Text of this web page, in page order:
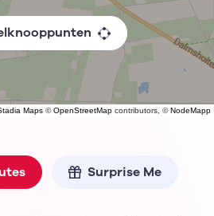
Maps ©OpenStreetMap contributors, ©NodeMapp
Surprise Me